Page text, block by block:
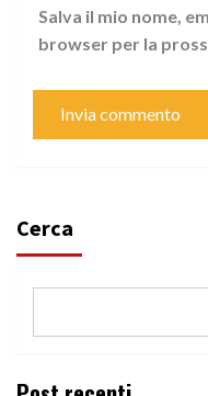
Salva il mio nome,
browser per la
Cerca